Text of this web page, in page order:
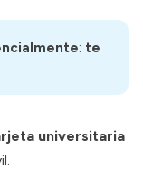
: te
universitaria